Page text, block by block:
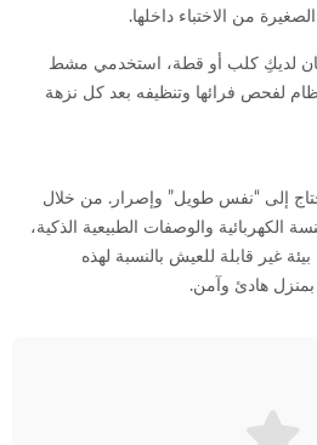
من الاختباء داخلها.
كان لديكِ كلب أو قطة، استخدمي مشط
لفحص فرائها وتنظيفه بعد كل نزهة
إلى “نفس طويل” وإصرار. من خلال
الكهربائية والوصفات الطبيعية الذكية،
غير قابلة للعيش بالنسبة لهذه
بمنزل هادئ وآمن.